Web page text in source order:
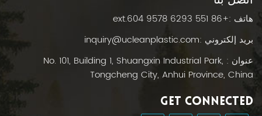
وكذلك السوائل التي تمتصها. يُعد التقييم الدقيق لفقدان
الدم والإفرازات أمرًا بالغ الأهمية للمراقبة والتوثيق بعد
العملية الجراحية.بفضل مادة البولي إيثيلين عالية الشفافية
والمصنوعة من مواد طبية، توفر أكياس الإسفنج الخاصة بنا
ما يلي:رؤية واضحة للون الإسفنجة ومستوى التشبع وحجم
السائل.سهولة التمييز بين المحلول الملحي والدم وسوائل
في حالات الصدمات، وأمراض النساء والتوليد، وجراحات
هاتف :+86 551 6293 9578 ext.604
بريد إلكتروني :inquiry@ucleanplastic.com
عنوان : No. 101, Building 1, Shuangxin Industrial Park,
Tongcheng City, Anhui Province, China
GET CONNECTED